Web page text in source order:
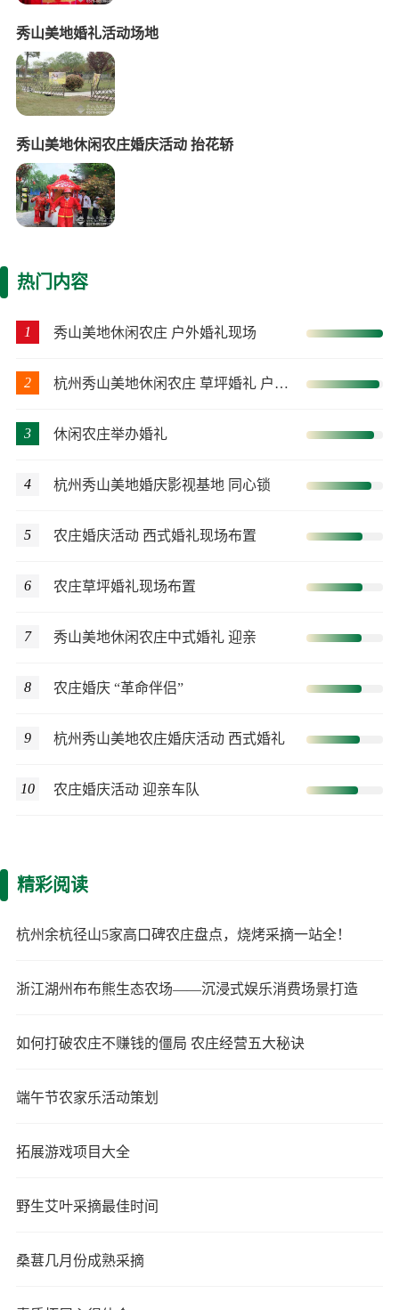
秀山美地婚礼活动场地
秀山美地休闲农庄婚庆活动 抬花轿
热门内容
1 秀山美地休闲农庄 户外婚礼现场
2 杭州秀山美地休闲农庄 草坪婚礼 户外婚礼
3 休闲农庄举办婚礼
4 杭州秀山美地婚庆影视基地 同心锁
5 农庄婚庆活动 西式婚礼现场布置
6 农庄草坪婚礼现场布置
7 秀山美地休闲农庄中式婚礼 迎亲
8 农庄婚庆 “革命伴侣”
9 杭州秀山美地农庄婚庆活动 西式婚礼
10 农庄婚庆活动 迎亲车队
精彩阅读
杭州余杭径山5家高口碑农庄盘点，烧烤采摘一站全！
浙江湖州布布熊生态农场——沉浸式娱乐消费场景打造
如何打破农庄不赚钱的僵局 农庄经营五大秘诀
端午节农家乐活动策划
拓展游戏项目大全
野生艾叶采摘最佳时间
桑葚几月份成熟采摘